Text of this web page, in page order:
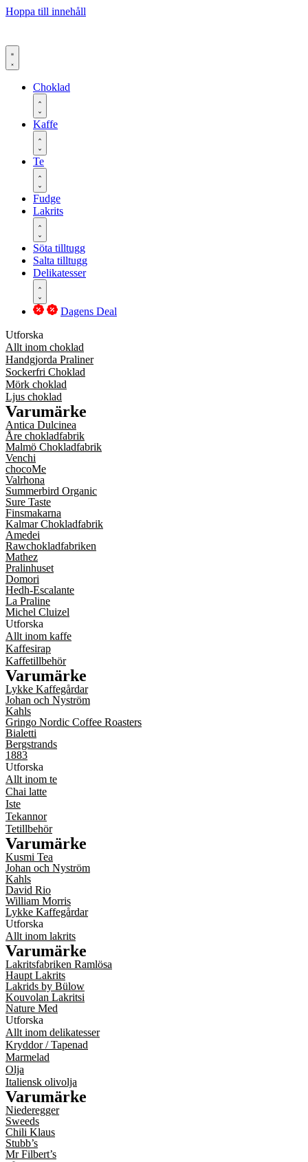
Hoppa till innehåll
Choklad
Kaffe
Te
Fudge
Lakrits
Söta tilltugg
Salta tilltugg
Delikatesser
Dagens Deal
Utforska
Allt inom choklad
Handgjorda Praliner
Sockerfri Choklad
Mörk choklad
Ljus choklad
Varumärke
Antica Dulcinea
Åre chokladfabrik
Malmö Chokladfabrik
Venchi
chocoMe
Valrhona
Summerbird Organic
Sure Taste
Finsmakarna
Kalmar Chokladfabrik
Amedei
Rawchokladfabriken
Mathez
Pralinhuset
Domori
Hedh-Escalante
La Praline
Michel Cluizel
Utforska
Allt inom kaffe
Kaffesirap
Kaffetillbehör
Varumärke
Lykke Kaffegårdar
Johan och Nyström
Kahls
Gringo Nordic Coffee Roasters
Bialetti
Bergstrands
1883
Utforska
Allt inom te
Chai latte
Iste
Tekannor
Tetillbehör
Varumärke
Kusmi Tea
Johan och Nyström
Kahls
David Rio
William Morris
Lykke Kaffegårdar
Utforska
Allt inom lakrits
Varumärke
Lakritsfabriken Ramlösa
Haupt Lakrits
Lakrids by Bülow
Kouvolan Lakritsi
Nature Med
Utforska
Allt inom delikatesser
Kryddor / Tapenad
Marmelad
Olja
Italiensk olivolja
Varumärke
Niederegger
Sweeds
Chili Klaus
Stubb’s
Mr Filbert’s